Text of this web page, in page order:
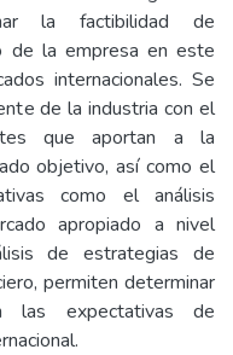
la factibilidad de
de la empresa en este
internacionales. Se
de la industria con el
que aportan a la
objetivo, así como el
como el análisis
apropiado a nivel
de estrategias de
permiten determinar
las expectativas de